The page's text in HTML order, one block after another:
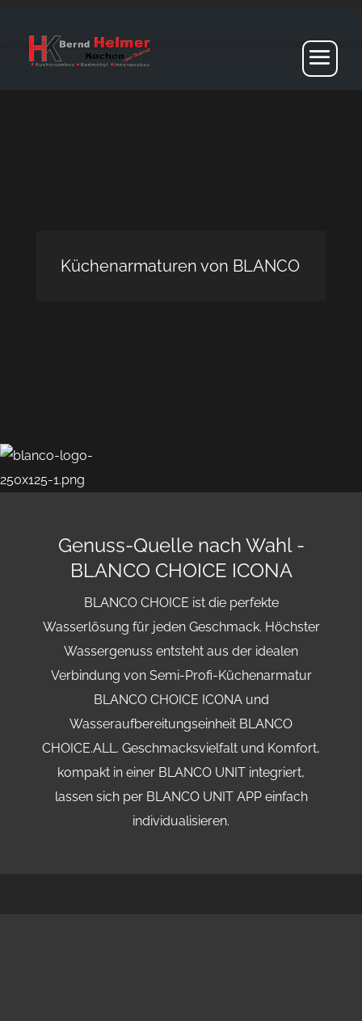
Küchenarmaturen von BLANCO
Genuss-Quelle nach Wahl -
BLANCO CHOICE ICONA
BLANCO CHOICE ist die perfekte
Wasserlösung für jeden Geschmack. Höchster
Wassergenuss entsteht aus der idealen
Verbindung von Semi-Profi-Küchenarmatur
BLANCO CHOICE ICONA und
Wasseraufbereitungseinheit BLANCO
CHOICE.ALL. Geschmacksvielfalt und Komfort,
kompakt in einer BLANCO UNIT integriert,
lassen sich per BLANCO UNIT APP einfach
individualisieren.